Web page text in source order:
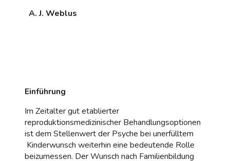
A. J. Weblus
Einführung
Im Zeitalter gut etablierter
reproduktionsmedizinischer Behandlungsoptionen
ist dem Stellenwert der Psyche bei unerfülltem
Kinderwunsch weiterhin eine bedeutende Rolle
beizumessen. Der Wunsch nach Familienbildung